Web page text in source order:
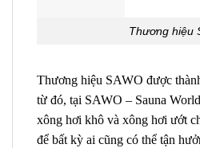
Thương hiệu
Thương hiệu SAWO được
từ đó, tại SAWO – Sauna
xông hơi khô và xông hơi ướt
để bất kỳ ai cũng có thể tận